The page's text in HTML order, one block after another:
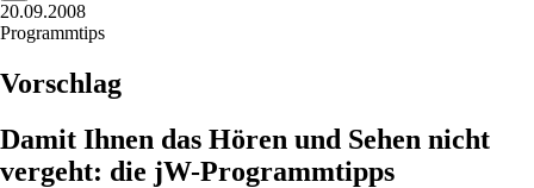
20.09.2008
Programmtips
Vorschlag
Damit Ihnen das Hören und Sehen nicht
vergeht: die jW-Programmtipps